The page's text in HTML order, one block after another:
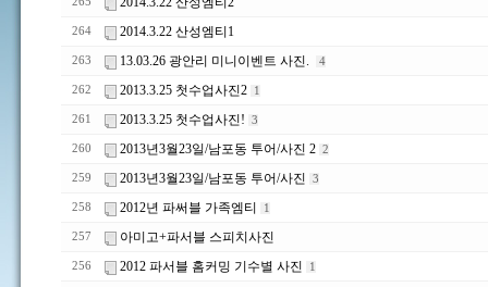
264 2014.3.22 산성엠티1
263 13.03.26 광안리 미니이벤트 사진. 4
262 2013.3.25 첫수업사진2 1
261 2013.3.25 첫수업사진! 3
260 2013년3월23일/남포동 투어/사진 2 2
259 2013년3월23일/남포동 투어/사진 3
258 2012년 파써블 가족엠티 1
257 아미고+파서블 스피치사진
256 2012 파서블 홈커밍 기수별 사진 1